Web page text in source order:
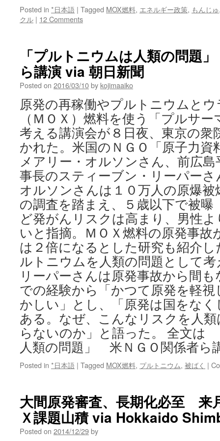
Posted in *日本語 | Tagged MOX燃料, エネルギー政策, もんじゅ
クル | 12 Comments
「プルトニウムは人類の問題
ら講演 via 朝日新聞
Posted on 2016/03/10by kojimaaiko
原発の再稼働やプルトニウムと
（ＭＯＸ）燃料を使う「プルサ
考える講演会が８日夜、東京の衆
かれた。米国のＮＧＯ「原子力資
メアリー・オルソンさん、前広
事長のスティーブン・リーパー
オルソンさんは１０万人の原爆
の調査を踏まえ、５歳以下で被
ど発がんリスクは高まり、男性
いと指摘。ＭＯＸ燃料の原発事
は２倍になるとした研究も紹介
ルトニウムを人類の問題として
リーパーさんは原発事故から間
での経験から「かつて原発を軽
かしい」とし、「原発は国をな
ある。なぜ、こんなリスクを人
らないのか」と語った。 全文は
人類の問題」 米ＮＧＯ関係者ら
Posted in *日本語 | Tagged MOX燃料, プルトニウム, 被ばく |
大間原発審査、長期化必至 来
Ｘ課題山積 via Hokkaido
Posted on 2014/12/29by